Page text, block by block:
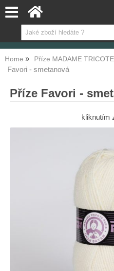
Home Příze MADAME
Favori - smetanová
Příze Favori -
kliknutím